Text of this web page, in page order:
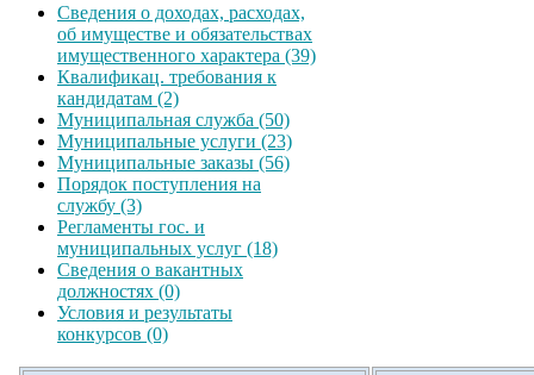
Сведения о доходах, расходах,
об имуществе и обязательствах
имущественного характера (39)
Квалификац. требования к
кандидатам (2)
Муниципальная служба (50)
Муниципальные услуги (23)
Муниципальные заказы (56)
Порядок поступления на
службу (3)
Регламенты гос. и
муниципальных услуг (18)
Сведения о вакантных
должностях (0)
Условия и результаты
конкурсов (0)